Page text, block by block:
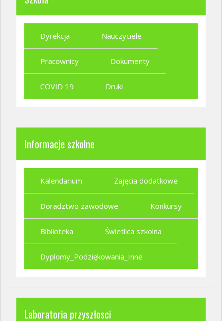
Dyrekcja Nauczyciele
Pracownicy Dokumenty
COVID 19 Druki
Informacje szkolne
Kalendarium Zajęcia dodatkowe
Doradztwo zawodowe Konkursy
Biblioteka Świetlica szkolna
Dyplomy_Podziękowania_Inne
Laboratoria przyszłosci